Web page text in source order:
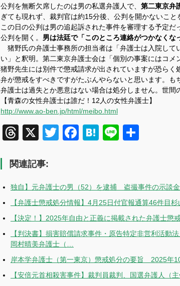
公判を無断欠席したのは男の私選弁護人で、 第二東京弁
ぎても現れず、裁判官は約15分後、公判を開かないこと
この日の公判は男の追起訴された事件を審理する予定
公判を開く。 男は法廷で「このところ連絡がつかなくな
猪野氏の弁護士事務所の担当者は「弁護士は入院して
い」と釈明。第二東京弁護士会は「個別の事案にはコメ
猪野先生には別件で懲戒請求が出されていますが恐ら
弁が懲戒をすべきですがたぶんやらないと思います。も
弁護士は過失とか悪意はない場合は処分しません。世間
【青森の女性弁護士は誰だ！12人の女性弁護士】
http://www.ao-ben.jp/html/meibo.html
Threads
X TwitterFacebook
Hatena
Line
関連記事:
独自】元弁護士の男（52）を逮捕 盗撮事件の示談
【弁護士懲戒処分情報】4月25日付官報通算46件目
【決定！】2025年自由と正義に掲載された弁護士
【判決書】損害賠償請求事件・原告特定非営利活動
岡村晴美弁護士（…
岸本学弁護士（第一東京）懲戒処分の要旨 2025年
【安倍元首相殺害事件】裁判員裁判、国選弁護人（